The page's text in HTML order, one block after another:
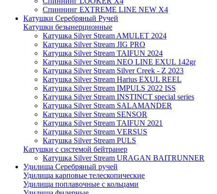
Спиннинг EXTREME LINE NEW X4
Катушки Серебряный Ручей
Катушки безынерционные
Катушка Silver Stream AMULET 2024
Катушка Silver Stream JIG PRO
Катушка Silver Stream TAIFUN 2024
Катушка Silver Stream NEO LINE EXUL 142gr
Катушка Silver Stream Silver Creek - Z 2023
Катушка Silver Stream Harius EXUL REEL
Катушка Silver Stream IMPULS 2022 ISS
Катушка Silver Stream INSTINCT special series
Катушка Silver Stream SALAMANDER
Катушка Silver Stream SENSOR
Катушка Silver Stream TAIFUN 2021
Катушка Silver Stream VERSUS
Катушка Silver Stream PULS
Катушки с системой бейтранер
Катушка Silver Stream URAGAN BAITRUNNER
Удилища Серебряный ручей
Удилища карповые телескопические
Удилища поплавочные с кольцами